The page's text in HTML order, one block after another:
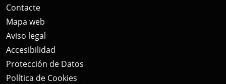
Contacte
Mapa web
Aviso legal
Accesibilidad
Protección de Datos
Política de Cookies